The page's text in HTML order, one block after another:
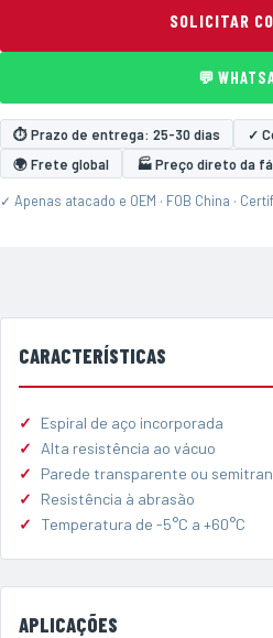
SOLICITAR
💬
⏱ Prazo de entrega: 25-30 dias
✓
🌍 Frete global
🏭 Preço direto da
✓ Apenas atacado e OEM · FOB China ·
CARACTERÍSTICAS
Espiral de aço incorporada
Alta resistência ao vácuo
Parede transparente ou
Resistência à abrasão
Temperatura de -5°C a +60°C
APLICAÇÕES